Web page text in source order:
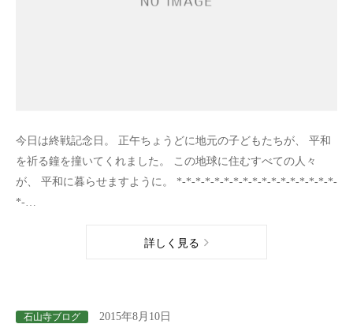
今日は終戦記念日。 正午ちょうどに地元の子どもたちが、 平和
を祈る鐘を撞いてくれました。 この地球に住むすべての人々
が、 平和に暮らせますように。 *-*-*-*-*-*-*-*-*-*-*-*-*-*-*-*-*-
*-…
詳しく見る
石山寺ブログ 2015年8月10日